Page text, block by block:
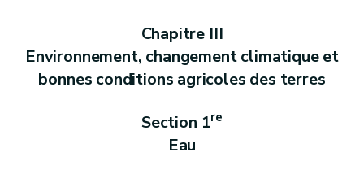
Chapitre III
Environnement, changement climatique et
bonnes conditions agricoles des terres
Section 1re
Eau